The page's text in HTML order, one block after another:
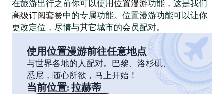
在旅游出行之前你可以使用位置漫游功能，这是我们
高级订阅套餐中的专属功能。位置漫游功能可以让你
更改定位，尽情与其它城市的会员配对。
使用位置漫游前往任意地点
与世界各地的人配对。巴黎、洛杉矶、
悉尼，随心所欲，马上开始！
当前位置: 拉赫蒂